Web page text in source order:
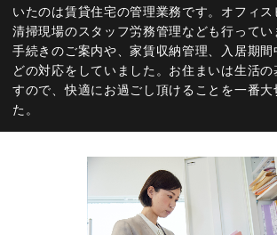
いたのは賃貸住宅の管理業務です。オフィ
清掃現場のスタッフ労務管理なども行って
手続きのご案内や、家賃収納管理、入居期間
どの対応をしていました。お住まいは生活
すので、快適にお過ごし頂けることを一番大
た。